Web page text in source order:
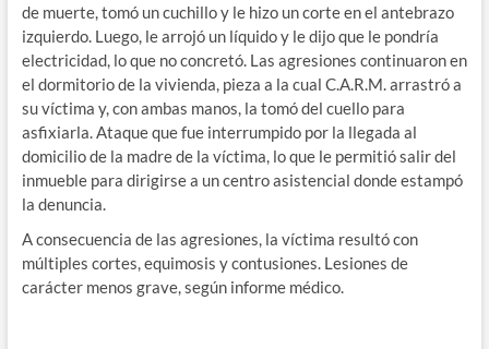
de muerte, tomó un cuchillo y le hizo un corte en el antebrazo
izquierdo. Luego, le arrojó un líquido y le dijo que le pondría
electricidad, lo que no concretó. Las agresiones continuaron en
el dormitorio de la vivienda, pieza a la cual C.A.R.M. arrastró a
su víctima y, con ambas manos, la tomó del cuello para
asfixiarla. Ataque que fue interrumpido por la llegada al
domicilio de la madre de la víctima, lo que le permitió salir del
inmueble para dirigirse a un centro asistencial donde estampó
la denuncia.
A consecuencia de las agresiones, la víctima resultó con
múltiples cortes, equimosis y contusiones. Lesiones de
carácter menos grave, según informe médico.